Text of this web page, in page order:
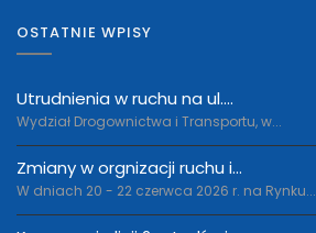
OSTATNIE WPISY
Utrudnienia w ruchu na ul....
Wydział Drogownictwa i Transportu, w...
Zmiany w orgnizacji ruchu i...
W dniach 20 - 22 czerwca 2026 r. na Rynku...